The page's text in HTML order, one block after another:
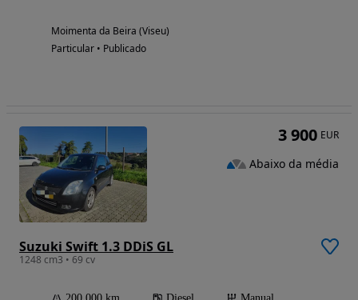
Moimenta da Beira (Viseu)
Particular • Publicado
Suzuki Swift 1.3 DDiS GL
1248 cm3 • 69 cv
3 900 EUR
Abaixo da média